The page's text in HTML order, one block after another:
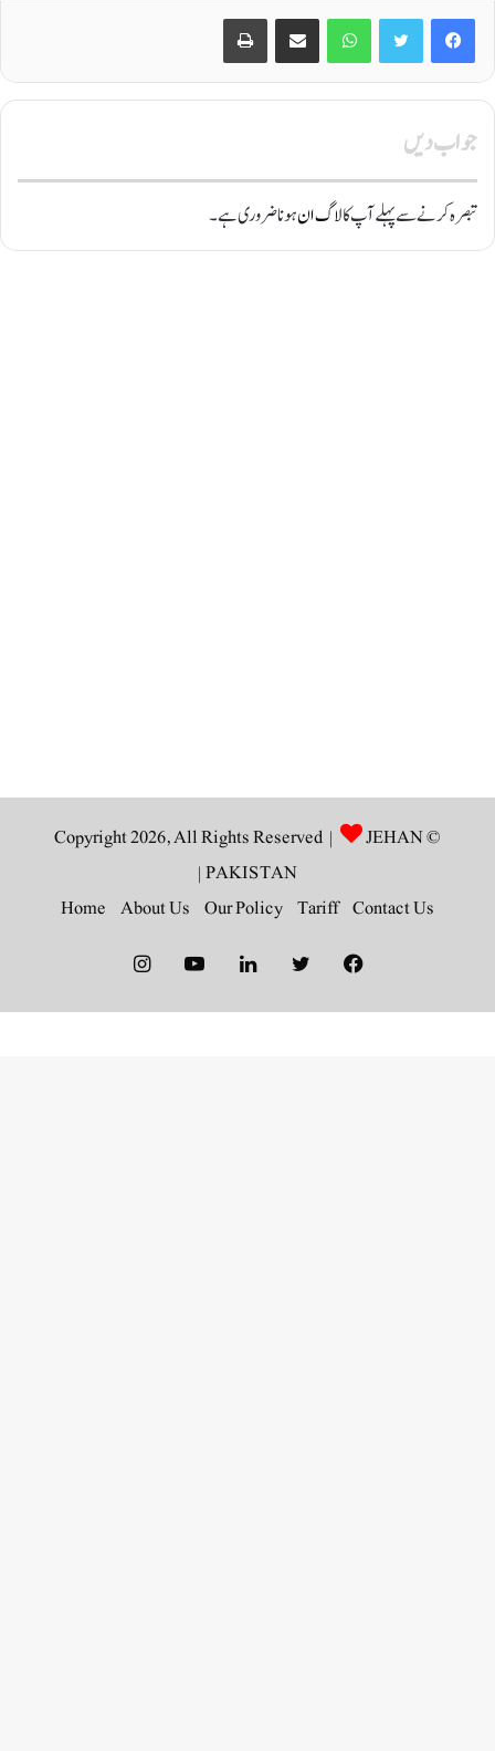
Facebook
Twitter
WhatsApp
Share via Email
Print
جواب دیں
تبصرہ کرنے سے پہلے آپ کالاگ انہونا ضروری ہے۔
© Copyright 2026, All Rights Reserved |
JEHAN
PAKISTAN
|
Contact Us
Tariff
Our Policy
About Us
Home
Facebook
Twitter
LinkedIn
YouTube
Instagram